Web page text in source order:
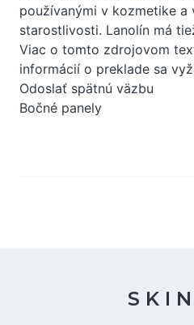
používanými v kozmetike a
starostlivosti. Lanolín má
Viac o tomto zdrojovom
informácií o preklade sa
Odoslať spätnú väzbu
Bočné panely
S K I